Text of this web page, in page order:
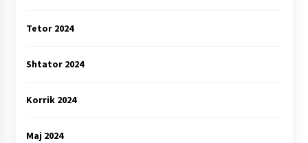
Tetor 2024
Shtator 2024
Korrik 2024
Maj 2024